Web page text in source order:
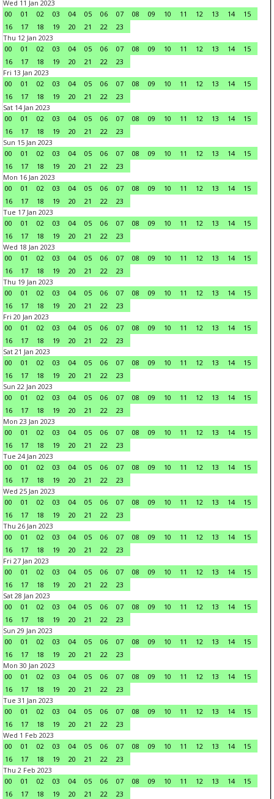
Wed 11 Jan 2023
00
01 02 03 04 05 06 07 08 09 10 11 12 13 14
15
16
17 18 19 20 21 22
23
Thu 12 Jan 2023
00
01 02 03 04 05 06 07 08 09 10 11 12 13 14
15
16
17 18 19 20 21 22
23
Fri 13 Jan 2023
00
01 02 03 04 05 06 07 08 09 10 11 12 13 14
15
16
17 18 19 20 21 22
23
Sat 14 Jan 2023
00
01 02 03 04 05 06 07 08 09 10 11 12 13 14
15
16
17 18 19 20 21 22
23
Sun 15 Jan 2023
00
01 02 03 04 05 06 07 08 09 10 11 12 13 14
15
16
17 18 19 20 21 22
23
Mon 16 Jan 2023
00
01 02 03 04 05 06 07 08 09 10 11 12 13 14
15
16
17 18 19 20 21 22
23
Tue 17 Jan 2023
00
01 02 03 04 05 06 07 08 09 10 11 12 13 14
15
16
17 18 19 20 21 22
23
Wed 18 Jan 2023
00
01 02 03 04 05 06 07 08 09 10 11 12 13 14
15
16
17 18 19 20 21 22
23
Thu 19 Jan 2023
00
01 02 03 04 05 06 07 08 09 10 11 12 13 14
15
16
17 18 19 20 21 22
23
Fri 20 Jan 2023
00
01 02 03 04 05 06 07 08 09 10 11 12 13 14
15
16
17 18 19 20 21 22
23
Sat 21 Jan 2023
00
01 02 03 04 05 06 07 08 09 10 11 12 13 14
15
16
17 18 19 20 21 22
23
Sun 22 Jan 2023
00
01 02 03 04 05 06 07 08 09 10 11 12 13 14
15
16
17 18 19 20 21 22
23
Mon 23 Jan 2023
00
01 02 03 04 05 06 07 08 09 10 11 12 13 14
15
16
17 18 19 20 21 22
23
Tue 24 Jan 2023
00
01 02 03 04 05 06 07 08 09 10 11 12 13 14
15
16
17 18 19 20 21 22
23
Wed 25 Jan 2023
00
01 02 03 04 05 06 07 08 09 10 11 12 13 14
15
16
17 18 19 20 21 22
23
Thu 26 Jan 2023
00
01 02 03 04 05 06 07 08 09 10 11 12 13 14
15
16
17 18 19 20 21 22
23
Fri 27 Jan 2023
00
01 02 03 04 05 06 07 08 09 10 11 12 13 14
15
16
17 18 19 20 21 22
23
Sat 28 Jan 2023
00
01 02 03 04 05 06 07 08 09 10 11 12 13 14
15
16
17 18 19 20 21 22
23
Sun 29 Jan 2023
00
01 02 03 04 05 06 07 08 09 10 11 12 13 14
15
16
17 18 19 20 21 22
23
Mon 30 Jan 2023
00
01 02 03 04 05 06 07 08 09 10 11 12 13 14
15
16
17 18 19 20 21 22
23
Tue 31 Jan 2023
00
01 02 03 04 05 06 07 08 09 10 11 12 13 14
15
16
17 18 19 20 21 22
23
Wed 1 Feb 2023
00
01 02 03 04 05 06 07 08 09 10 11 12 13 14
15
16
17 18 19 20 21 22
23
Thu 2 Feb 2023
00
01 02 03 04 05 06 07 08 09 10 11 12 13 14
15
16
17 18 19 20 21 22
23